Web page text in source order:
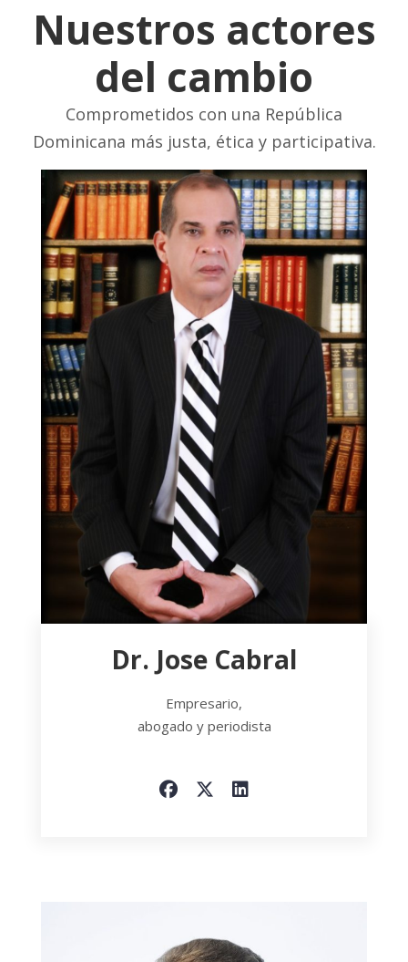
Nuestros actores
del cambio
Comprometidos con una República
Dominicana más justa, ética y participativa.
Dr. Jose Cabral
Empresario,
abogado y periodista